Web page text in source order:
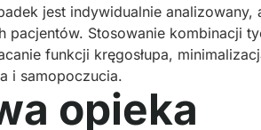
jest indywidualnie analizowany,
Stosowanie kombinacji
funkcji kręgosłupa,
i samopoczucia.
opieka